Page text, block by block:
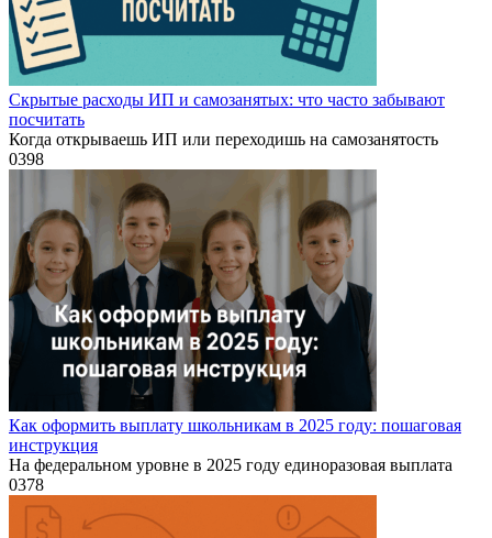
Скрытые расходы ИП и самозанятых: что часто забывают
посчитать
Когда открываешь ИП или переходишь на самозанятость
0398
Как оформить выплату школьникам в 2025 году: пошаговая
инструкция
На федеральном уровне в 2025 году единоразовая выплата
0378